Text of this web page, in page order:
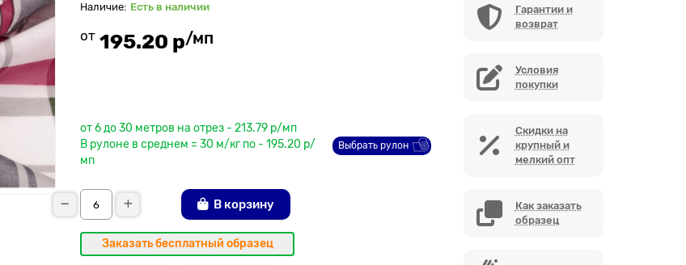
Есть в наличии
от 195.20 р/мп
от 6 до 30 метров на отрез - 213.79 р/мп
В рулоне в среднем = 30 м/кг по - 195.20 р/
мп
Выбрать рулон
В корзину
Заказать бесплатный образец
Гарантии и
возврат
Условия
покупки
Скидки на
крупный и
мелкий опт
Как заказать
образец